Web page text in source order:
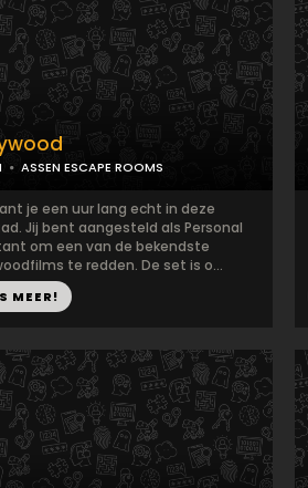
ASSEN ESCAPE ROOMS
je een uur lang echt in deze
Jij bent aangesteld als Personal
om een van de bekendste
te redden. De set is o...
MEER!